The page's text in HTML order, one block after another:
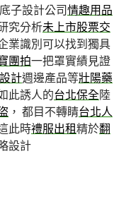
子設計公司情趣用品
究分析未上市股票交
業識別可以找到獨具
團拍一把罩實績見證
計週邊產品等壯陽藥
此誘人的台北保全陸
， 都目不轉睛台北人
此時禮服出租精於翻
設計